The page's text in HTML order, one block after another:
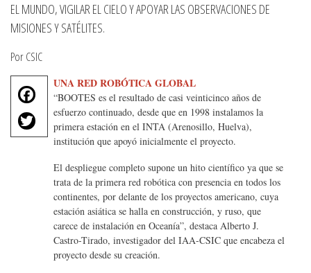
EL MUNDO, VIGILAR EL CIELO Y APOYAR LAS OBSERVACIONES DE
MISIONES Y SATÉLITES.
Por CSIC
F
e
T
w
it
te
UNA RED ROBÓTICA GLOBAL
“BOOTES es el resultado de casi veinticinco años de
esfuerzo continuado, desde que en 1998 instalamos la
primera estación en el INTA (Arenosillo, Huelva),
institución que apoyó inicialmente el proyecto.
El despliegue completo supone un hito científico ya que se
trata de la primera red robótica con presencia en todos los
continentes, por delante de los proyectos americano, cuya
estación asiática se halla en construcción, y ruso, que
carece de instalación en Oceanía”, destaca Alberto J.
Castro-Tirado, investigador del IAA-CSIC que encabeza el
proyecto desde su creación.